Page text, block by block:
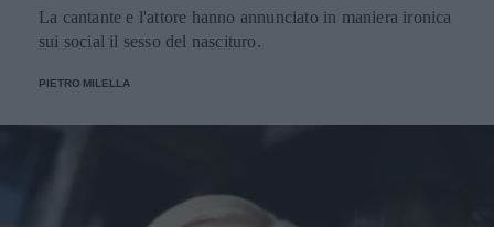
La cantante e l'attore hanno annunciato in maniera ironica
sui social il sesso del nascituro.
PIETRO MILELLA